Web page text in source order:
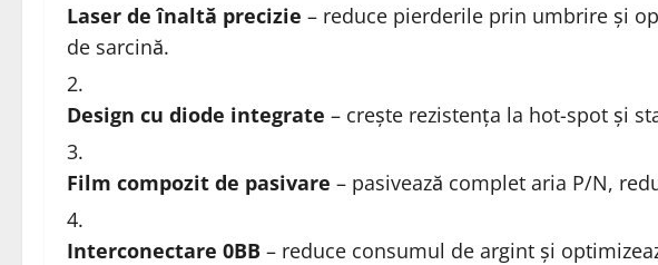
Laser de înaltă precizie – reduce pierderile prin umbrire și
de sarcină.
Design cu diode integrate – crește rezistența la hot-spot și
Film compozit de pasivare – pasivează complet aria P/N,
Interconectare 0BB – reduce consumul de argint și